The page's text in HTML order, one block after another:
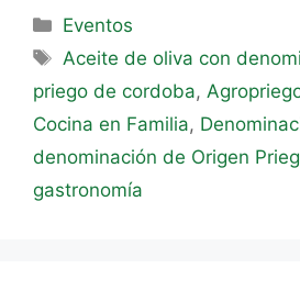
Eventos
Aceite de oliva con
priego de cordoba,
Cocina en Familia,
denominación de Origen
gastronomía